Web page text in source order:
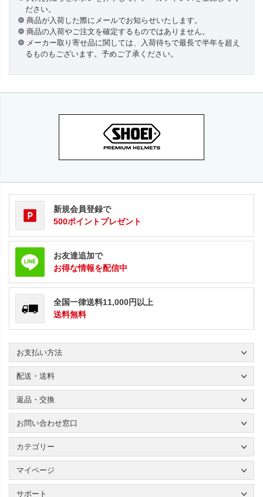
ださい。
商品が入荷した際にメールでお知らせいたします。
商品の入荷やご注文を確定するものではありません。
メーカー取り寄せ品に関しては、入荷待ちで最長で半年を超え
るものもございます。予めご了承ください。
新規会員登録で
500ポイントプレゼント
お友達追加で
お得な情報を配信中
全国一律送料11,000円以上
送料無料
お支払い方法
配送・送料
返品・交換
お問い合わせ窓口
カテゴリー
マイページ
サポート